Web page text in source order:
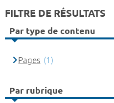
FILTRE DE RÉSULTATS
Par type de contenu
Pages (1)
Par rubrique